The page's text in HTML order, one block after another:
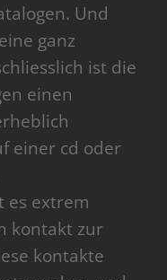
Und
ganz
ist die
einen
einer cd oder
es extrem
kontakt zur
kontakte